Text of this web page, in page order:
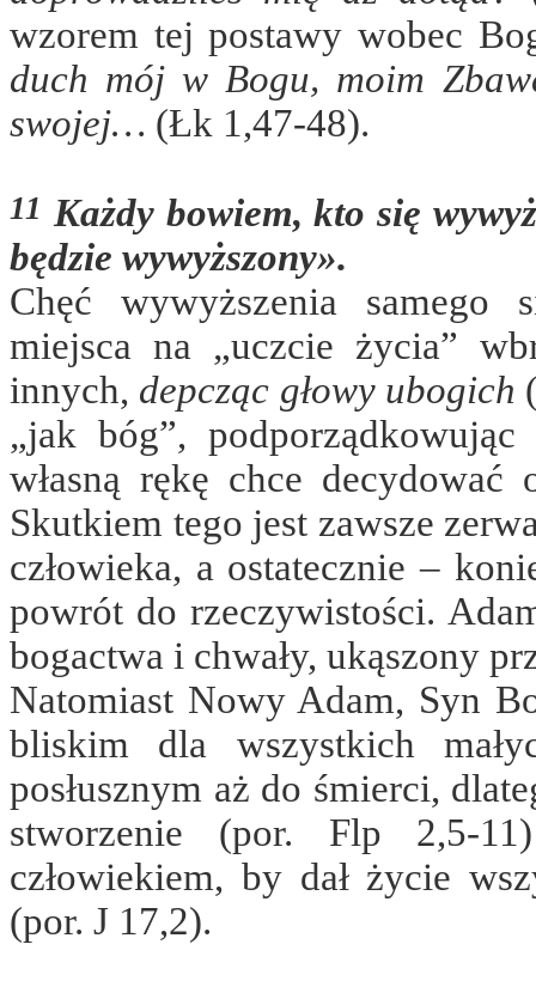
wzorem tej postawy wobec
duch mój w Bogu, moim
swojej… (Łk 1,47-48).
11 Każdy bowiem, kto się
będzie wywyższony».
Chęć wywyższenia samego
miejsca na „uczcie życia”
innych, depcząc głowy ubogich
„jak bóg”,
własną rękę chce
Skutkiem tego jest zawsze
człowieka, a ostatecznie –
powrót do rzeczywistości.
bogactwa i chwały, ukąszony
Natomiast Nowy Adam, Syn
bliskim dla wszystkich
posłusznym aż do śmierci,
stworzenie (por. Flp 2,5-
człowiekiem, by dał życie
(por. J 17,2).